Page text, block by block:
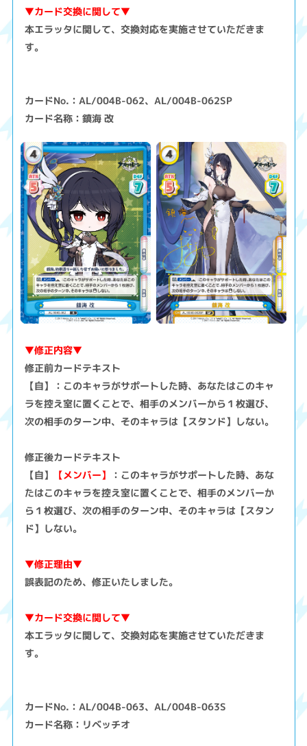
▼カード交換に関して▼
本エラッタに関して、交換対応を実施させていただきま
す。
カードNo.：AL/004B-062、AL/004B-062SP
カード名称：鎮海 改
▼修正内容▼
修正前カードテキスト
【自】：このキャラがサポートした時、あなたはこのキャ
ラを控え室に置くことで、相手のメンバーから１枚選び、
次の相手のターン中、そのキャラは【スタンド】しない。
修正後カードテキスト
【自】
【メンバー】
：このキャラがサポートした時、あな
たはこのキャラを控え室に置くことで、相手のメンバーか
ら１枚選び、次の相手のターン中、そのキャラは【スタン
ド】しない。
▼修正理由▼
誤表記のため、修正いたしました。
▼カード交換に関して▼
本エラッタに関して、交換対応を実施させていただきま
す。
カードNo.：AL/004B-063、AL/004B-063S
カード名称：リベッチオ